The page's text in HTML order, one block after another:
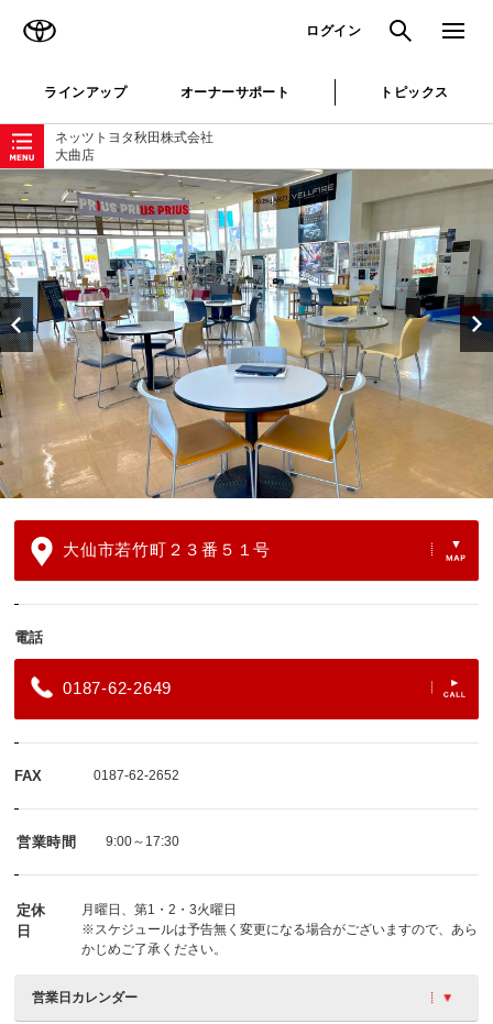
ログイン 検索 メニュ
ラインアップ オーナーサポート トピックス
ネッツトヨタ秋田株式会社
大曲店
ローカルナビゲーション
大仙市若竹町２３番５１号
電話
0187-62-2649
FAX 0187-62-2652
営業時間 9:00～17:30
定休
日
月曜日、第1・2・3火曜日
※スケジュールは予告無く変更になる場合がございますので、あら
かじめご了承ください。
営業日カレンダー